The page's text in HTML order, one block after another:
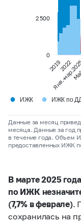
2019
Янв.-2022
0
2 500
● ИЖК ● ИЖК по
Данные за месяц
месяца. Данные за год
в течение года. Объем
предоставленных ИЖК
В марте 2025
по ИЖК
(7,7% в феврале).
сохранилась на